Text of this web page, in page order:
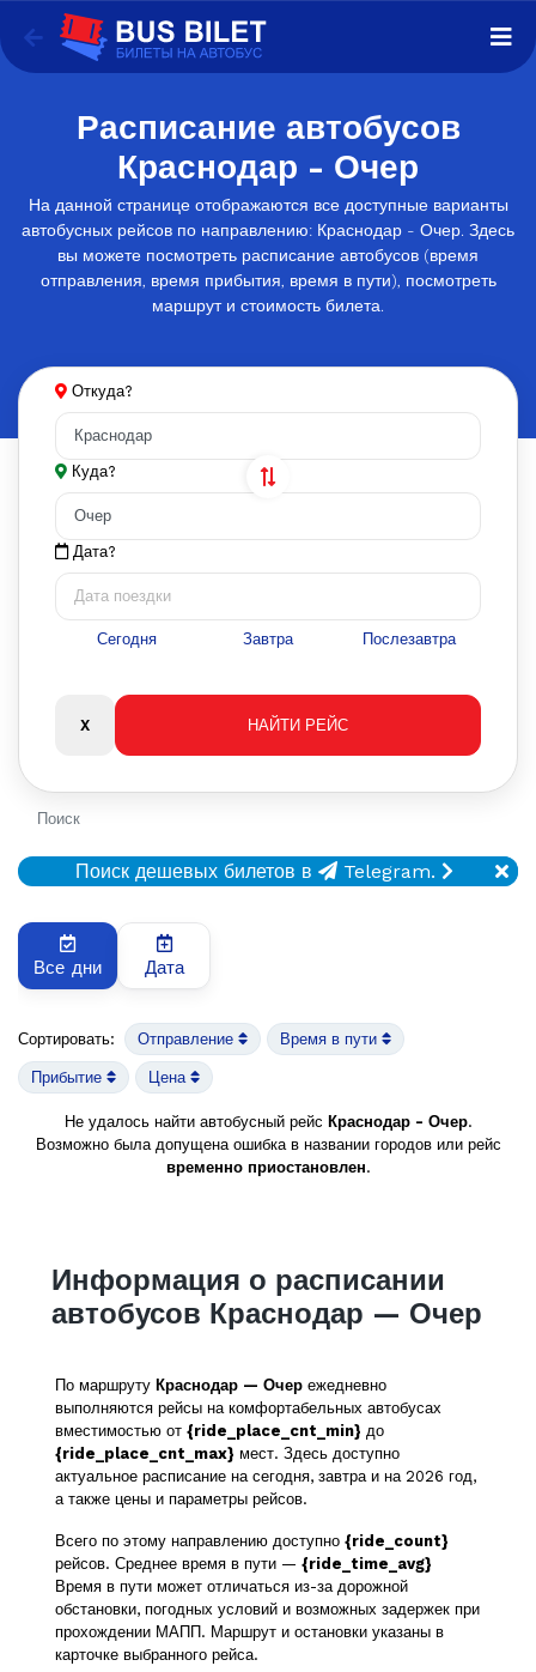
Расписание автобусов
Краснодар - Очер
На данной странице отображаются все доступные варианты
автобусных рейсов по направлению: Краснодар - Очер. Здесь
вы можете посмотреть расписание автобусов (время
отправления, время прибытия, время в пути), посмотреть
маршрут и стоимость билета.
Откуда?
Куда?
Дата?
Сегодня Завтра Послезавтра
Поиск
Поиск дешевых билетов в Telegram.
Все дни Дата
Сортировать: Отправление Время в пути
Прибытие Цена
Не удалось найти автобусный рейс Краснодар - Очер.
Возможно была допущена ошибка в названии городов или рейс
временно приостановлен.
Информация о расписании
автобусов Краснодар — Очер
По маршруту Краснодар — Очер ежедневно
выполняются рейсы на комфортабельных автобусах
вместимостью от {ride_place_cnt_min} до
{ride_place_cnt_max} мест. Здесь доступно
актуальное расписание на сегодня, завтра и на 2026 год,
а также цены и параметры рейсов.
Всего по этому направлению доступно {ride_count}
рейсов. Среднее время в пути — {ride_time_avg}
Время в пути может отличаться из-за дорожной
обстановки, погодных условий и возможных задержек при
прохождении МАПП. Маршрут и остановки указаны в
карточке выбранного рейса.